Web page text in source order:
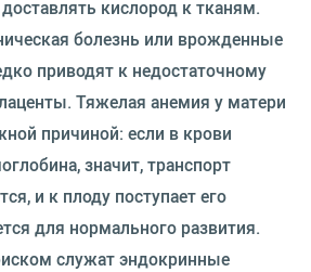
кислород к тканям.
болезнь или врожденные
приводят к недостаточному
Тяжелая анемия у матери
причиной: если в крови
значит, транспорт
и к плоду поступает его
для нормального развития.
служат эндокринные